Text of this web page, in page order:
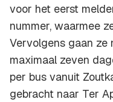
voor het eerst
nummer, waarmee
Vervolgens gaan ze
maximaal zeven
per bus vanuit
gebracht naar Ter